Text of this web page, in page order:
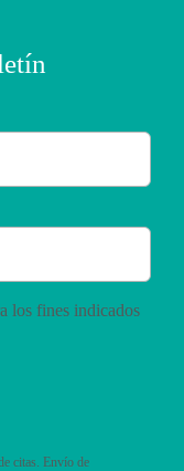
los fines indicados
citas. Envío de